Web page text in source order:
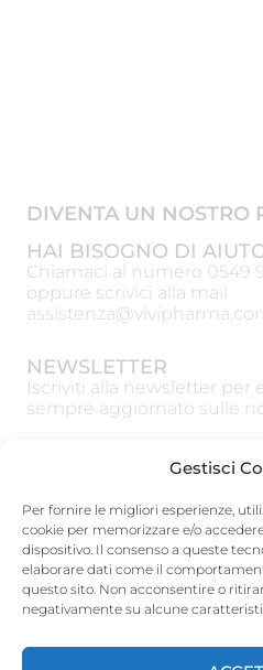
Gestisci
Per fornire le migliori esperienze,
cookie per memorizzare e/o
dispositivo. Il consenso a queste
elaborare dati come il
questo sito. Non acconsentire o
negativamente su alcune
DIVENTA UN NOSTRO
HAI BISOGNO DI
Chiamaci al numero 0549
oppure scrivici alla mail
NEWSLETTER
Iscriviti alla newsletter per
sempre aggiornato sulle
ISCRIVITI
Vivipharma Spa
Via Guardia del Consiglio
(RSM)